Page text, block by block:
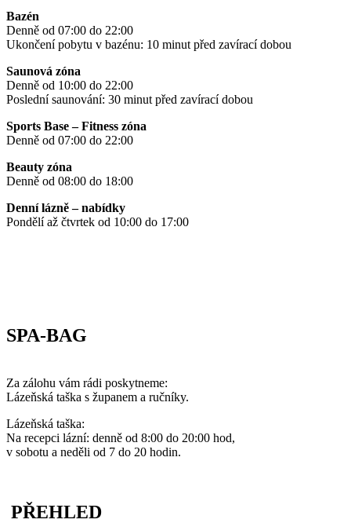
Bazén
Denně od 07:00 do 22:00
Ukončení pobytu v bazénu: 10 minut před zavírací dobou
Saunová zóna
Denně od 10:00 do 22:00
Poslední saunování: 30 minut před zavírací dobou
Sports Base – Fitness zóna
Denně od 07:00 do 22:00
Beauty zóna
Denně od 08:00 do 18:00
Denní lázně – nabídky
Pondělí až čtvrtek od 10:00 do 17:00
SPA-BAG
Za zálohu vám rádi poskytneme:
Lázeňská taška s županem a ručníky.
Lázeňská taška:
Na recepci lázní: denně od 8:00 do 20:00 hod,
v sobotu a neděli od 7 do 20 hodin.
PŘEHLED